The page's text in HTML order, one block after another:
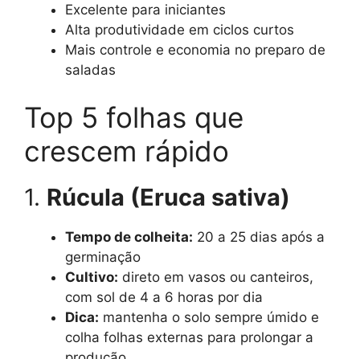
Excelente para iniciantes
Alta produtividade em ciclos curtos
Mais controle e economia no preparo de
saladas
Top 5 folhas que
crescem rápido
1. Rúcula (Eruca sativa)
Tempo de colheita: 20 a 25 dias após a
germinação
Cultivo: direto em vasos ou canteiros,
com sol de 4 a 6 horas por dia
Dica: mantenha o solo sempre úmido e
colha folhas externas para prolongar a